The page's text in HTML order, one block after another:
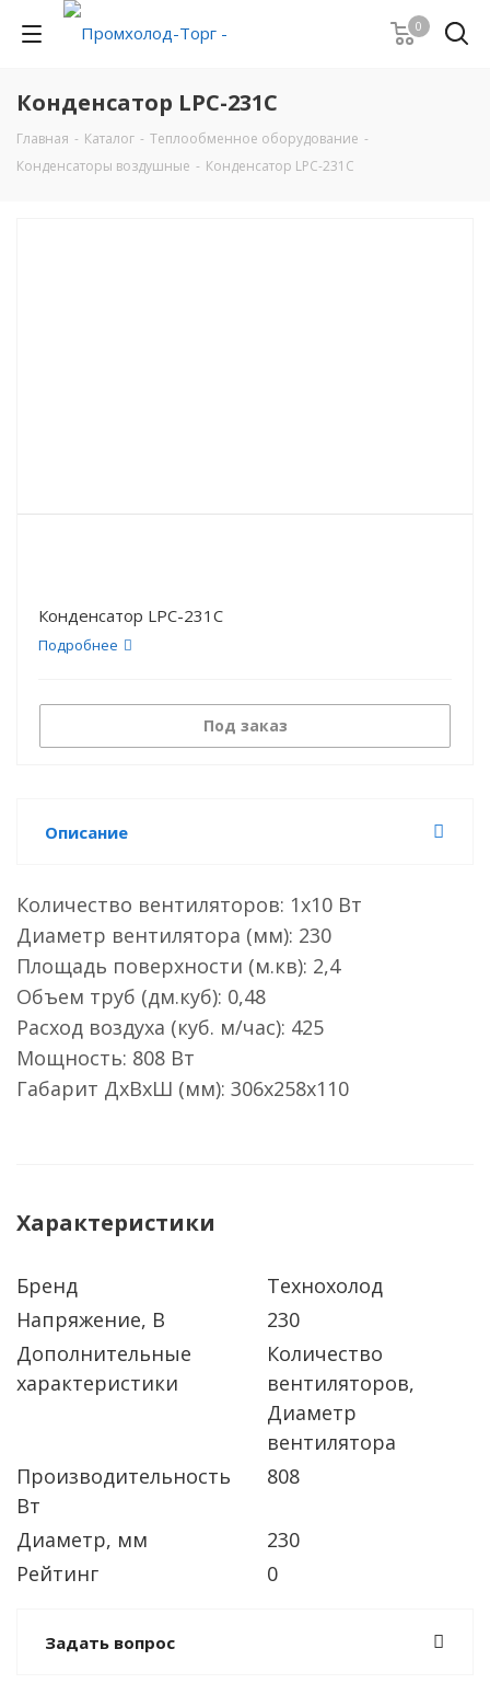
0
Конденсатор LPC-231C
Главная - Каталог - Теплообменное оборудование -
Конденсаторы воздушные - Конденсатор LPC-231C
Конденсатор LPC-231C
Подробнее
Под заказ
Описание
Количество вентиляторов: 1х10 Вт
Диаметр вентилятора (мм): 230
Площадь поверхности (м.кв): 2,4
Объем труб (дм.куб): 0,48
Расход воздуха (куб. м/час): 425
Мощность: 808 Вт
Габарит ДхВхШ (мм): 306х258х110
Характеристики
Бренд
Технохолод
Напряжение, В
230
Дополнительные
характеристики
Количество
вентиляторов,
Диаметр
вентилятора
Производительность
Вт
808
Диаметр, мм
230
Рейтинг
0
Задать вопрос